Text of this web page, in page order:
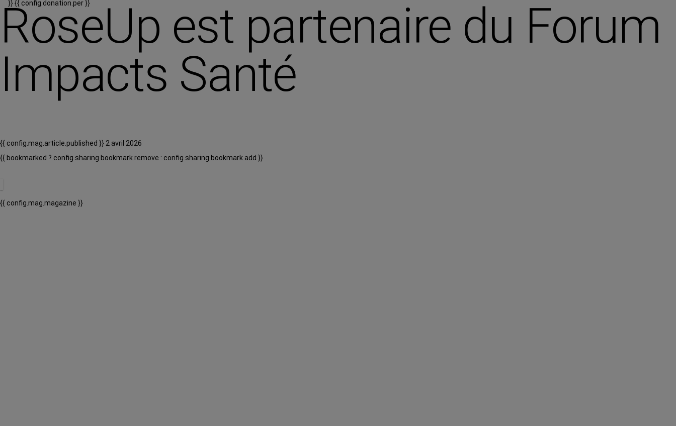
}}{{ config.donation.per }}
RoseUp est partenaire du Forum
Impacts Santé
{{ config.mag.article.published }} 2 avril 2026
{{ bookmarked ? config.sharing.bookmark.remove : config.sharing.bookmark.add }}
{{ config.mag.magazine }}